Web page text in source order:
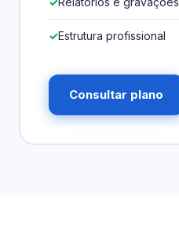
Estrutura profissional
Consultar plano